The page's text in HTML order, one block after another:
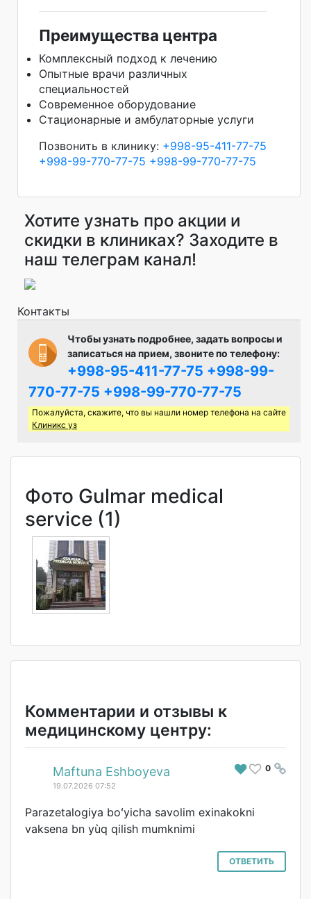
Преимущества центра
Комплексный подход к лечению
Опытные врачи различных
специальностей
Современное оборудование
Стационарные и амбулаторные услуги
Позвонить в клинику: +998-95-411-77-75
+998-99-770-77-75 +998-99-770-77-75
Хотите узнать про акции и
скидки в клиниках? Заходите в
наш телеграм канал!
Контакты
Чтобы узнать подробнее, задать вопросы и
записаться на прием, звоните по телефону:
+998-95-411-77-75 +998-99-
770-77-75 +998-99-770-77-75
Пожалуйста, скажите, что вы нашли номер телефона на сайте
Клиникс уз
Фото Gulmar medical
service (1)
Комментарии и отзывы к
медицинскому центру:
# 0
Maftuna Eshboyeva
19.07.2026 07:52
Parazetalogiya boʻyicha savolim exinakokni
vaksena bn yùq qilish mumknimi
ОТВЕТИТЬ